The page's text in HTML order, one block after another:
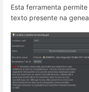
Esta ferramenta
texto presente na